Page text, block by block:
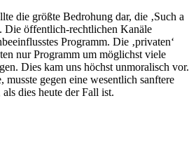
die größte Bedrohung dar, die ‚Such a
Die öffentlich-rechtlichen Kanäle
Programm. Die ‚privaten‘
nur Programm um möglichst viele
Dies kam uns höchst unmoralisch vor.
musste gegen eine wesentlich sanftere
dies heute der Fall ist.